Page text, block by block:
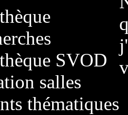
SVOD
salles
thématiques